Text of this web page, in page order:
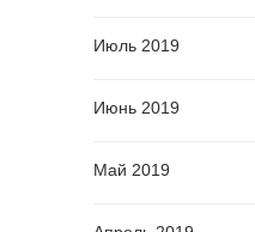
Июль 2019
Июнь 2019
Май 2019